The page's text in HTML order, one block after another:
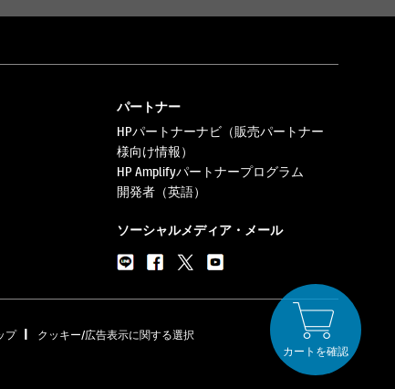
カートを確認
パートナー
HPパートナーナビ（販売パートナー
様向け情報）
HP Amplifyパートナープログラム
開発者（英語）
ソーシャルメディア・メール
プ |
クッキー/広告表示に関する選択